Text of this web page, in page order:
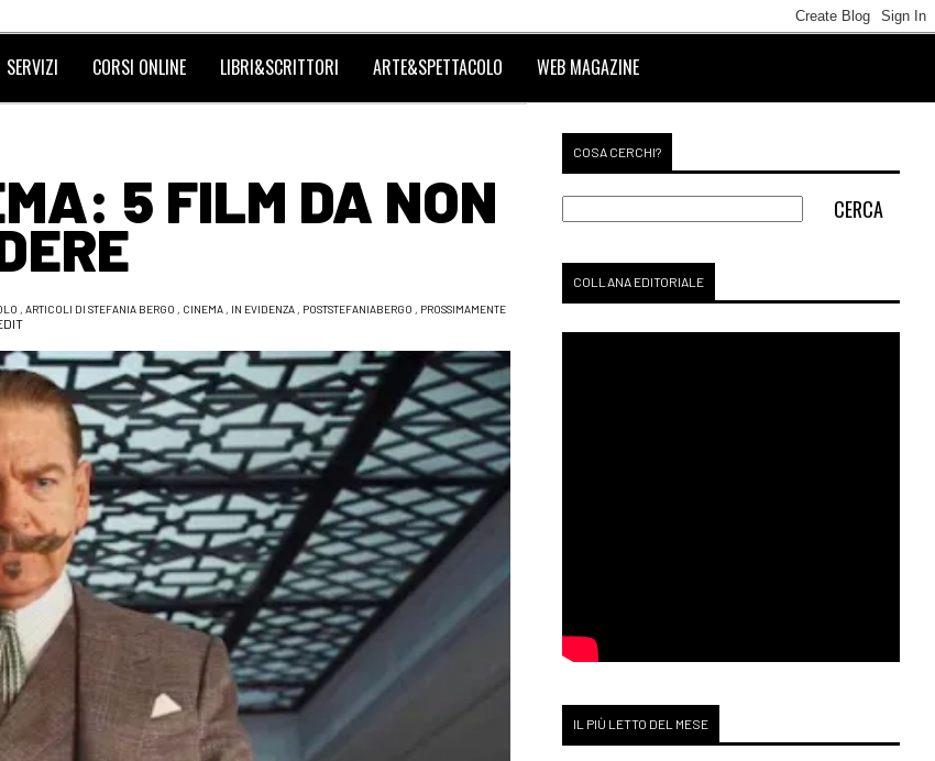
SERVIZI CORSI ONLINE LIBRI&SCRITTORI ARTE&SPETTACOLO WEB MAGAZINE
5 FILM DA NON
, ARTICOLI DI STEFANIA BERGO , CINEMA , IN EVIDENZA , POSTSTEFANIABERGO , PROSSIMAMENTE
COSA CERCHI?
COLLANA EDITORIALE
IL PIÙ LETTO DEL MESE